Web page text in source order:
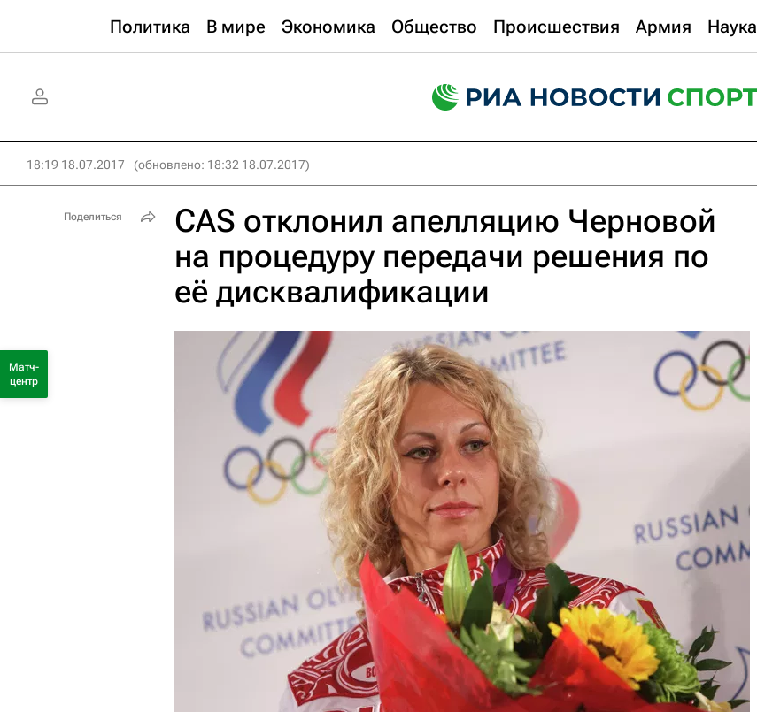
Политика В мире Экономика Общество Происшествия Армия Наука
18:19 18.07.2017 (обновлено: 18:32 18.07.2017)
CAS отклонил апелляцию Черновой
на процедуру передачи решения по
её дисквалификации
Поделиться
Матч-
центр